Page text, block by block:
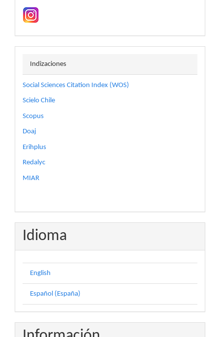
indizaciones
Indizaciones
Social Sciences Citation Index (WOS)
Scielo Chile
Scopus
Doaj
Erihplus
Redalyc
MIAR
Idioma
English
Español (España)